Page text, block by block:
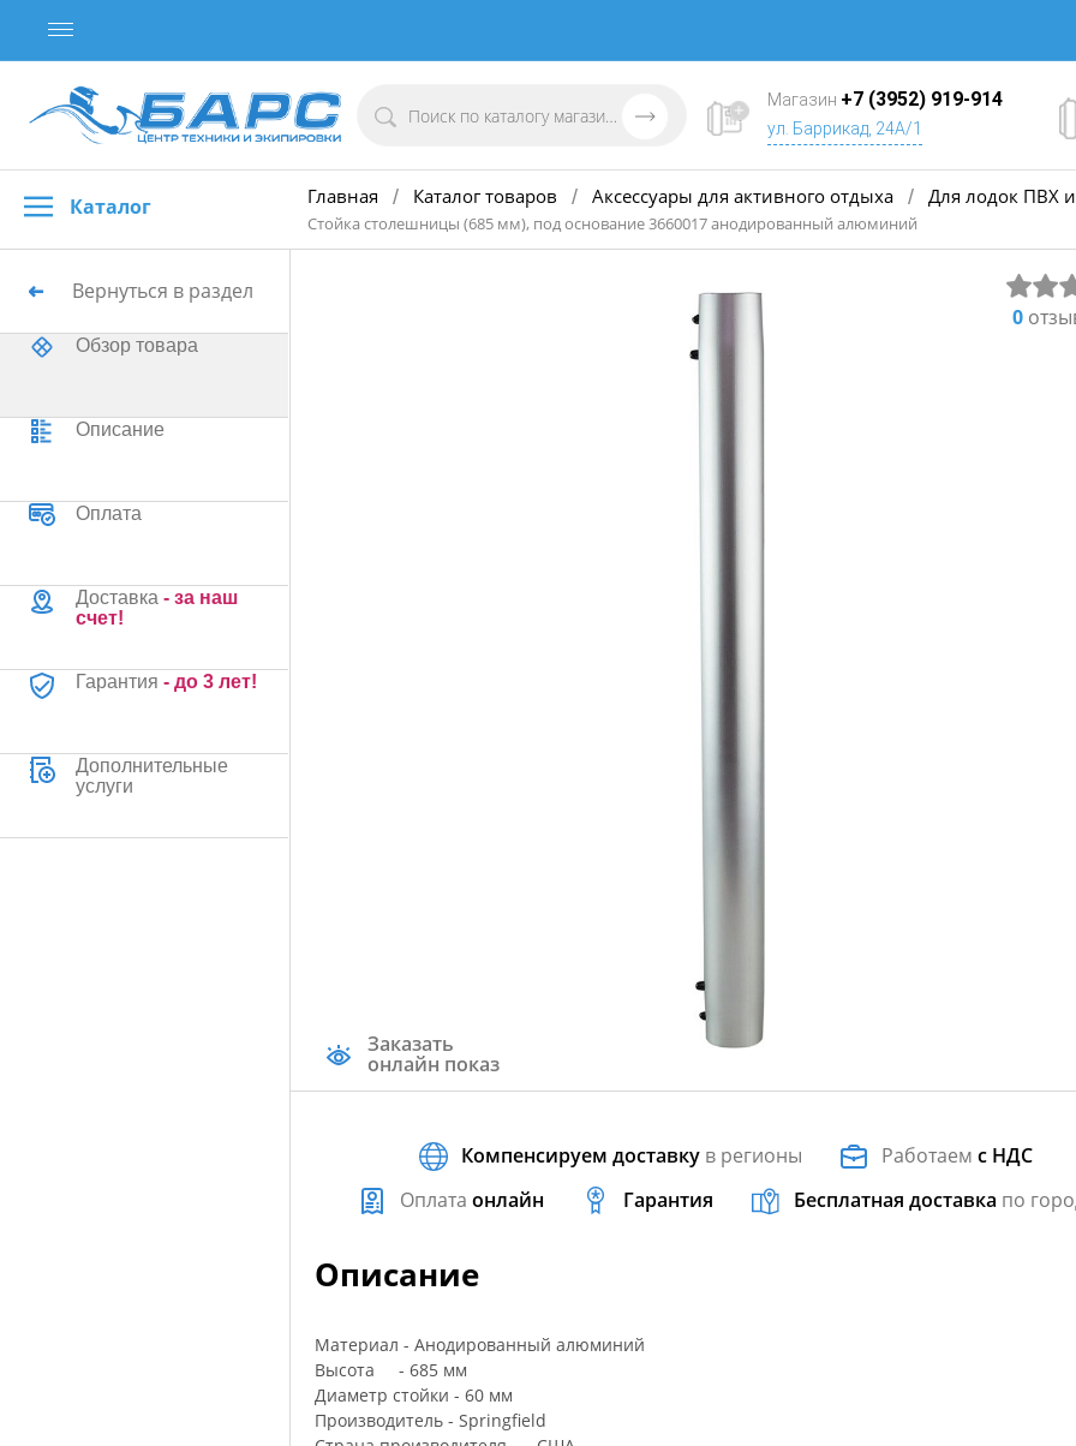
Магазин +7 (3952) 919-914
ул. Баррикад, 24А/1
Каталог Главная / Каталог товаров / Аксессуары для активного отдыха / Для лодок ПВХ
Стойка столешницы (685 мм), под основание 3660017 анодированный алюминий
Вернуться в раздел
Обзор товара
Описание
Оплата
Доставка - за наш
счет!
Гарантия - до 3 лет!
Дополнительные
услуги
0
Заказать
онлайн показ
Компенсируем доставку в регионы Работаемс НДС
Оплата онлайн Гарантия Бесплатная доставка по
Описание
Материал - Анодированный алюминий
Высота - 685 мм
Диаметр стойки - 60 мм
Производитель - Springfield